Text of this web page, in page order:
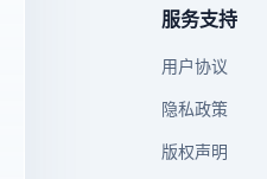
服务支持
用户协议
隐私政策
版权声明